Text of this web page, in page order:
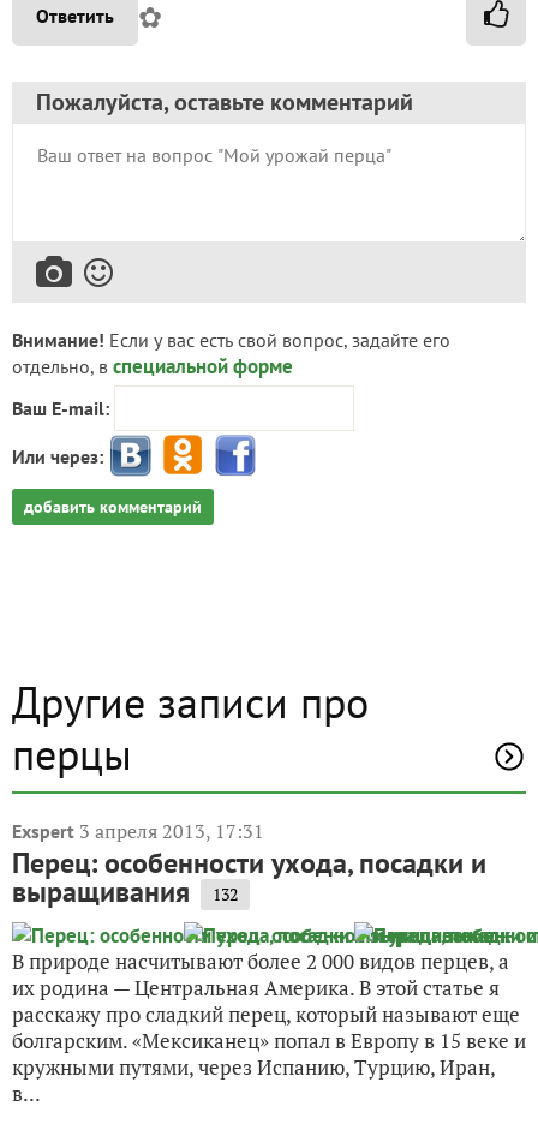
Ответить ✿
Пожалуйста, оставьте комментарий
Внимание! Если у вас есть свой вопрос, задайте его
отдельно, в специальной форме
Ваш E-mail:
Или через:
добавить комментарий
Другие записи про
перцы
Exspert 3 апреля 2013, 17:31
Перец: особенности ухода, посадки и
выращивания 132
В природе насчитывают более 2 000 видов перцев, а
их родина — Центральная Америка. В этой статье я
расскажу про сладкий перец, который называют еще
болгарским. «Мексиканец» попал в Европу в 15 веке и
кружными путями, через Испанию, Турцию, Иран,
в...